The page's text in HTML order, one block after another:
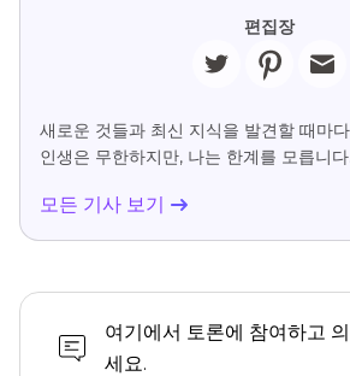
편집장
새로운 것들과 최신 지식을 발견할 때마
인생은 무한하지만, 나는 한계를 모릅니다.
모든 기사 보기
여기에서 토론에 참여하고
세요.